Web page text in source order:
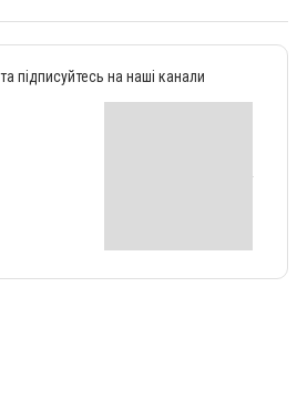
підписуйтесь на наші канали